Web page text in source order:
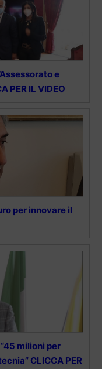
e
PER IL VIDEO
per innovare il
milioni per
CLICCA PER